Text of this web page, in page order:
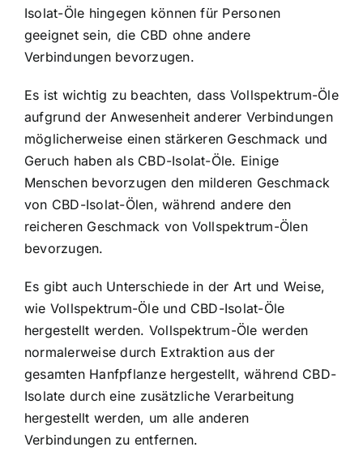
Isolat-Öle hingegen können für Personen
geeignet sein, die CBD ohne andere
Verbindungen bevorzugen.
Es ist wichtig zu beachten, dass Vollspektrum-Öle
aufgrund der Anwesenheit anderer Verbindungen
möglicherweise einen stärkeren Geschmack und
Geruch haben als CBD-Isolat-Öle. Einige
Menschen bevorzugen den milderen Geschmack
von CBD-Isolat-Ölen, während andere den
reicheren Geschmack von Vollspektrum-Ölen
bevorzugen.
Es gibt auch Unterschiede in der Art und Weise,
wie Vollspektrum-Öle und CBD-Isolat-Öle
hergestellt werden. Vollspektrum-Öle werden
normalerweise durch Extraktion aus der
gesamten Hanfpflanze hergestellt, während CBD-
Isolate durch eine zusätzliche Verarbeitung
hergestellt werden, um alle anderen
Verbindungen zu entfernen.